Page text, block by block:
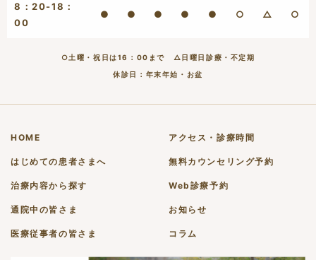
8：20-18：
00
● ● ● ● ● ○ △ ○
○土曜・祝日は16：00まで △日曜日診療・不定期
休診日：年末年始・お盆
HOME
はじめての患者さまへ
治療内容から探す
通院中の皆さま
医療従事者の皆さま
アクセス・診療時間
無料カウンセリング予約
Web診療予約
お知らせ
コラム